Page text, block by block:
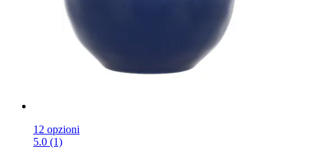
12 opzioni
5.0 (1)